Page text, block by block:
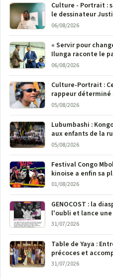
Culture - Portrait :
le dessinateur
poser son crayon
06/08/2026
« Servir pour
Ilunga raconte le
national Jethro
06/08/2026
Culture-Portrait :
rappeur déterminé
Bunia
05/08/2026
Lubumbashi :
aux enfants de la
05/08/2026
Festival Congo
kinoise a enfin sa
urbaine
01/08/2026
GENOCOST : la
l'oubli et lance
la pétition
31/07/2026
Table de Yaya :
précoces et
aînée, la diaspora
31/07/2026